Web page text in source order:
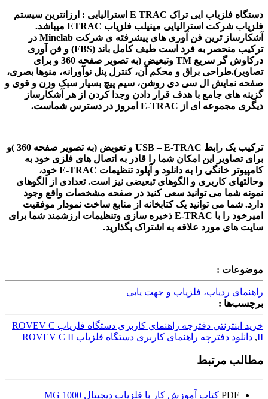
دستگاه فلزیاب ایی تراک E TRAC استرالیایی : ارزانترین سیستم
فلزیاب شرکت استرالیایی مینیلب فلزیاب ETRAC میباشد.
آشکارساز ترین فن آوری های پیشرفته ی شرکت Minelab در
ترکیب منحصر به فرد است طیف کامل باند (FBS) و فن آوری
درکاوش گر سریع TM وتبعیض (به تصویر صفحه 360 و برای
تصاویر).طراحی براق و محکم آن، کنترل پنل نوآورانه، منوها بصری،
صفحه نمایش ال سی دی روشن، سیم پیچ بسیار سبک وزن و قوی و
گزینه های جامع با هدف قرار دادن وجدا کردن از هر آشکارساز
دیگری مجموعه ای از E-TRAC امروز در دسترس شماست.
ترکیب یک رابط USB – E-TRAC و تعویض (به تصویر صفحه 360 )و
برای تصاویر این امکان شما را قادر به اتصال های فلزی خود به
کامپیوتر خانگی را به دانلود و آپلود تنظیمات E-TRAC خود،
وحالتهای کاربری و الگوهای تبعیضی نیز است. تعدادی از الگوهای
نمونه شما می توانید سعی کنید در صفحه مشخصات واقع وجود
دارد. شما می توانید یک کتابخانه از منابع ساخت نمودار موفقیت
امیرخود را با E-TRAC ذخیره سازی وتنظیمات ارزشمند شما برای
سایت های مورد علاقه به اشتراک بگذارید.
موضوعات :
راهنمای ردیاب، فلزیاب و جهت یابی
برچسب‌ها :
خرید اینترنتی دفترچه راهنمای کاربری دستگاه فلزیاب ROVEV C
II
, دانلود دفترچه راهنمای کاربری دستگاه فلزیاب ROVEV C II
مطالب مرتبط
PDF کتاب آموزش کار با فلزیاب دیجیتال MG 1000